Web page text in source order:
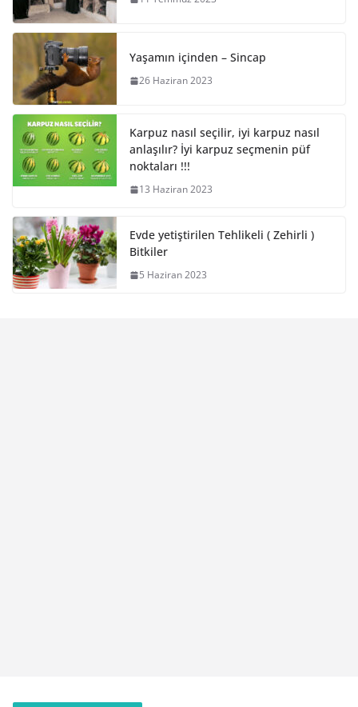
Yaşamın içinden – Sincap
26 Haziran 2023
Karpuz nasıl seçilir, iyi karpuz nasıl
anlaşılır? İyi karpuz seçmenin püf
noktaları !!!
13 Haziran 2023
Evde yetiştirilen Tehlikeli ( Zehirli )
Bitkiler
5 Haziran 2023